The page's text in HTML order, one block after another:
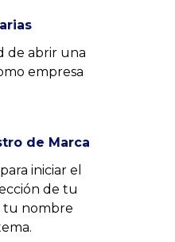
de abrir una
empresa
de Marca
iniciar el
de tu
tu nombre